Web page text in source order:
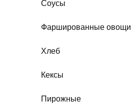
Соусы
Фаршированные овощи
Хлеб
Кексы
Пирожные